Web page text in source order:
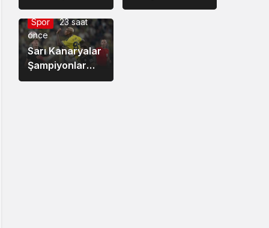
maaşını yurt
dışına taşıma
süresi iki katına
çıkıyor
Türkiye’ye iner
Spor
23 saat
önce
Sarı Kanaryalar
Şampiyonlar
Ligi’nde Şen